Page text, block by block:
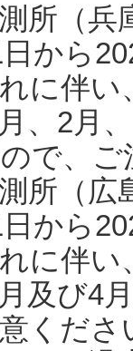
所（
から
に伴い
、2月
で、
所（
から
に伴い
及び4
くだ